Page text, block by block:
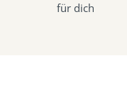
für dich